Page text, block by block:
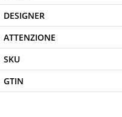
DESIGNER
ATTENZIONE
SKU
GTIN